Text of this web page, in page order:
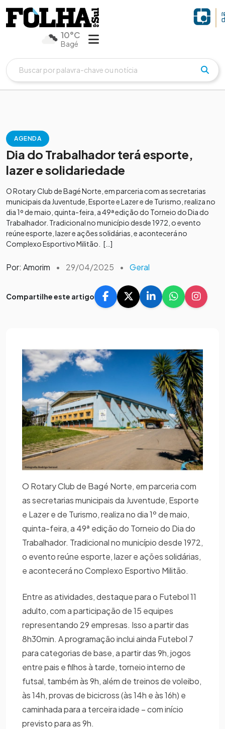
10°C
Bagé
AGENDA
Dia do Trabalhador terá esporte,
lazer e solidariedade
O Rotary Club de Bagé Norte, em parceria com as secretarias
municipais da Juventude, Esporte e Lazer e de Turismo, realiza no
dia 1º de maio, quinta-feira, a 49ª edição do Torneio do Dia do
Trabalhador. Tradicional no município desde 1972, o evento
reúne esporte, lazer e ações solidárias, e acontecerá no
Complexo Esportivo Militão. […]
Por: Amorim • 29/04/2025 • Geral
Compartilhe este artigo
O Rotary Club de Bagé Norte, em parceria com
as secretarias municipais da Juventude, Esporte
e Lazer e de Turismo, realiza no dia 1º de maio,
quinta-feira, a 49ª edição do Torneio do Dia do
Trabalhador. Tradicional no município desde 1972,
o evento reúne esporte, lazer e ações solidárias,
e acontecerá no Complexo Esportivo Militão.
Entre as atividades, destaque para o Futebol 11
adulto, com a participação de 15 equipes
representando 29 empresas. Isso a partir das
8h30min. A programação inclui ainda Futebol 7
para categorias de base, a partir das 9h, jogos
entre pais e filhos à tarde, torneio interno de
futsal, também às 9h, além de treinos de voleibo,
às 14h, provas de bicicross (às 14h e às 16h) e
caminhada para a terceira idade – com início
previsto para as 9h.